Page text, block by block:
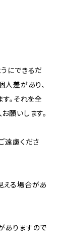
にできるだ
人差があり、
。それを全
願いします。
遠慮くださ
える場合があ
ありますので